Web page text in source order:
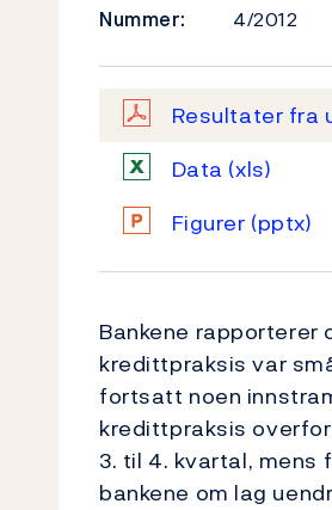
Nummer:
4/2012
Resultater fra
Data (xls)
Figurer (pptx)
Bankene rapporterer
kredittpraksis var
fortsatt noen
kredittpraksis
3. til 4. kvartal, mens
bankene om lag